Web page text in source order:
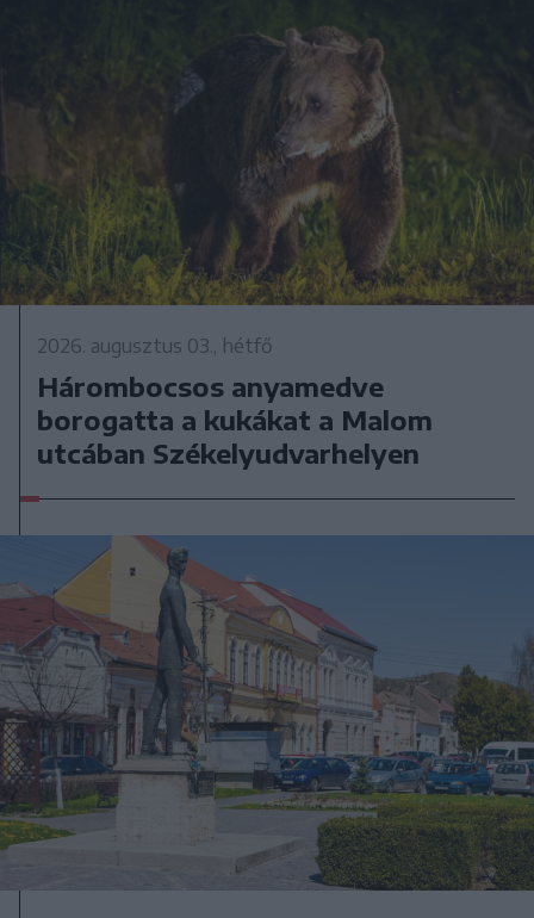
2026. augusztus 03., hétfő
Hárombocsos anyamedve
borogatta a kukákat a Malom
utcában Székelyudvarhelyen